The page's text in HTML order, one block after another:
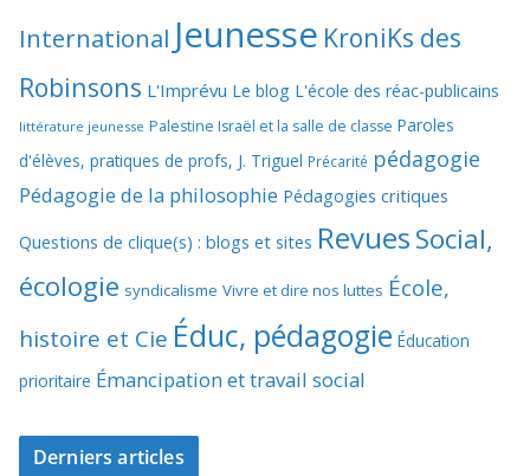
International Jeunesse KroniKs des
Robinsons L'Imprévu Le blog L'école des réac-publicains
littérature jeunesse Palestine Israël et la salle de classe Paroles
d'élèves, pratiques de profs, J. Triguel Précarité pédagogie
Pédagogie de la philosophie Pédagogies critiques
Questions de clique(s) : blogs et sites RevuesSocial,
écologie syndicalisme Vivre et dire nos luttes École,
histoire et Cie Éduc, pédagogie Éducation
prioritaire Émancipation et travail social
Derniers articles